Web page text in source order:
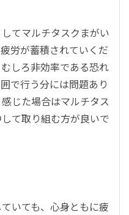
てマルチタスクまがい
労が蓄積されていくだ
しろ非効率である恐れ
で行う分には問題あり
じた場合はマルチタス
て取り組む方が良いで
いても、心身ともに疲